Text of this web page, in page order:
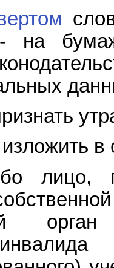
на
изложить
лицо,